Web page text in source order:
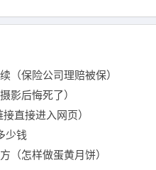
（保险公司理赔被保）
影后悔死了）
直接进入网页）
少钱
（怎样做蛋黄月饼）